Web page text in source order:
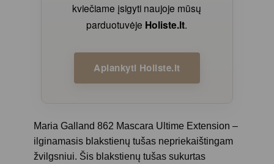
kviečiame įsigyti naujoje mūsų
parduotuvėje Holiste.lt.
Aplankyti Holiste.lt
Maria Galland 862 Mascara Ultime Extension –
ilginamasis blakstienų tušas nepriekaištingam
žvilgsniui. Šis blakstienų tušas sukurtas